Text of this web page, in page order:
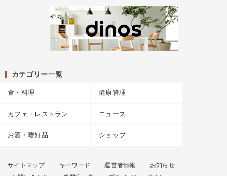
カテゴリー一覧
食・料理 健康管理
カフェ・レストラン ニュース
お酒・嗜好品 ショップ
サイトマップ キーワード 運営者情報
お知らせ